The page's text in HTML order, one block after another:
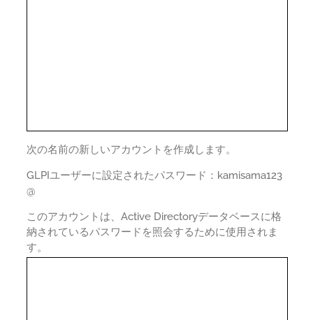
次の名前の新しいアカウントを作成します。
GLPIユーザーに設定されたパスワード：kamisama123
@
このアカウントは、Active Directoryデータベースに格
納されているパスワードを照会するために使用されま
す。